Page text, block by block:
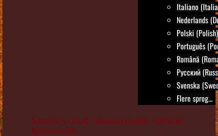
Italiano
Nederlands
Polski (Polish)
Português
Română
Русский
Svenska
Flere sprog...
Sandt Liv i Gud - Vassula Rydén - Officiel
hjemmeside